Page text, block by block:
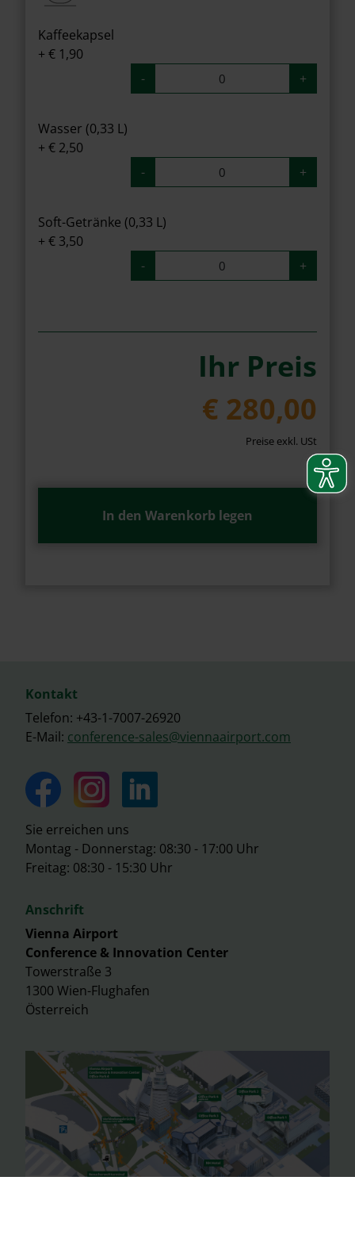
Kaffeekapsel
+ € 1,90
-
+
Wasser (0,33 L)
+ € 2,50
-
+
Soft-Getränke (0,33 L)
+ € 3,50
-
+
Ihr Preis
€ 280,00
Preise exkl. USt
In den Warenkorb legen
Kontakt
Telefon: +43-1-7007-26920
E-Mail: conference-sales@viennaairport.com
Sie erreichen uns
Montag - Donnerstag: 08:30 - 17:00 Uhr
Freitag: 08:30 - 15:30 Uhr
Anschrift
Vienna Airport
Conference & Innovation Center
Towerstraße 3
1300 Wien-Flughafen
Österreich